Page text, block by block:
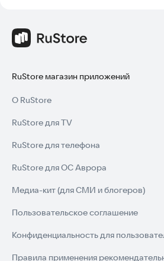
RuStore магазин приложений
О RuStore
RuStore для TV
RuStore для телефона
RuStore для ОС Аврора
Медиа-кит (для СМИ и блогеров)
Пользовательское соглашение
Конфиденциальность для
Правила применения